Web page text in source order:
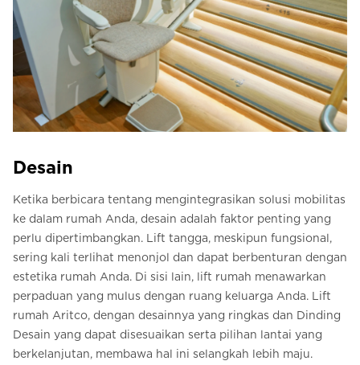
Desain
Ketika berbicara tentang mengintegrasikan solusi mobilitas
ke dalam rumah Anda, desain adalah faktor penting yang
perlu dipertimbangkan. Lift tangga, meskipun fungsional,
sering kali terlihat menonjol dan dapat berbenturan dengan
estetika rumah Anda. Di sisi lain, lift rumah menawarkan
perpaduan yang mulus dengan ruang keluarga Anda. Lift
rumah Aritco, dengan desainnya yang ringkas dan Dinding
Desain yang dapat disesuaikan serta pilihan lantai yang
berkelanjutan, membawa hal ini selangkah lebih maju.